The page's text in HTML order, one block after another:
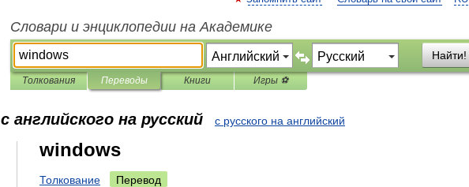
Словари и энциклопедии на Академике
Найти!
Толкования Переводы Книги Игры ⚽
с английского на русский с русского на английский
windows
Толкование Перевод